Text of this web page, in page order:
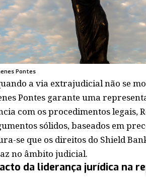
Pontes
a via extrajudicial não se
Pontes garante uma
com os procedimentos legais,
sólidos, baseados em
se que os direitos do Shield
no âmbito judicial.
da liderança jurídica na